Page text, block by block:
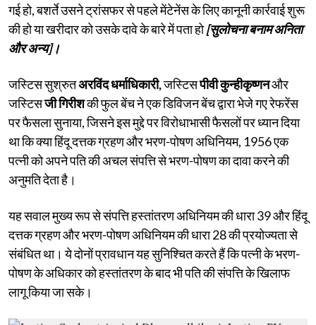
गई हो, बशर्ते उसने ट्रांसफर से पहले मेंटेनेंस के लिए कानूनी कार्रवाई शुरू
की हो या खरीदार को उसके दावे के बारे में पता हो[सुलोचना बनाम अनिता
और अन्य]।
जस्टिस सुश्रुतअरविंद धर्माधिकारी,जस्टिसपीवी कुन्हीकृष्णनऔर
जस्टिसजी गिरीशकी फुल बेंच ने एक डिविजन बेंच द्वारा भेजे गए रेफरेंस
पर फैसला सुनाया, जिसने इस मुद्दे पर विरोधाभासी फैसलों पर ध्यान दिया
था कि क्या हिंदू दत्तक ग्रहण और भरण-पोषण अधिनियम, 1956 एक
पत्नी को अपने पति की अचल संपत्ति से भरण-पोषण का दावा करने की
अनुमति देता है।
यह सवाल मुख्य रूप से संपत्ति हस्तांतरण अधिनियम की धारा 39 और हिंदू
दत्तक ग्रहण और भरण-पोषण अधिनियम की धारा 28 की प्रयोज्यता से
संबंधित था। ये दोनों प्रावधान यह सुनिश्चित करते हैं कि पत्नी के भरण-
पोषण के अधिकार को हस्तांतरण के बाद भी पति की संपत्ति के खिलाफ
लागू किया जा सके।